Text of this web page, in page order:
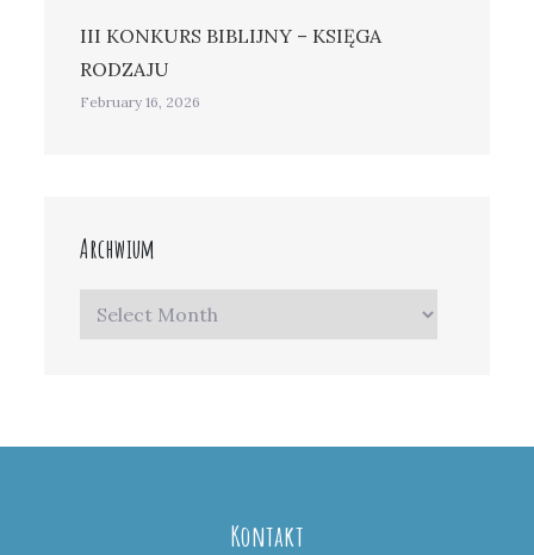
III KONKURS BIBLIJNY – KSIĘGA
RODZAJU
February 16, 2026
Archwium
Archwium
Kontakt